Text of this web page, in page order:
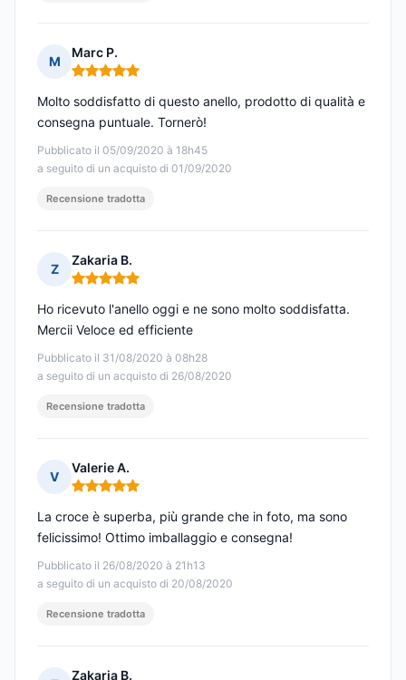
M
Marc P.
Nota: 5 su 5
Pubblicato il 05/09/2020 à 18h45
a seguito di un acquisto di 01/09/2020
Molto soddisfatto di questo anello, prodotto di qualità e
consegna puntuale. Tornerò!
Recensione tradotta
Z
Zakaria B.
Nota: 5 su 5
Pubblicato il 31/08/2020 à 08h28
a seguito di un acquisto di 26/08/2020
Ho ricevuto l'anello oggi e ne sono molto soddisfatta.
Mercii Veloce ed efficiente
Recensione tradotta
V
Valerie A.
Nota: 5 su 5
Pubblicato il 26/08/2020 à 21h13
a seguito di un acquisto di 20/08/2020
La croce è superba, più grande che in foto, ma sono
felicissimo! Ottimo imballaggio e consegna!
Recensione tradotta
Zakaria B.